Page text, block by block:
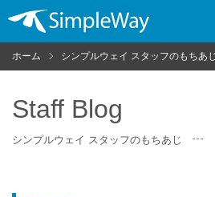
ホーム シンプルウェイ スタッフのもちあじ
Staff Blog
シンプルウェイ スタッフのもちあじ